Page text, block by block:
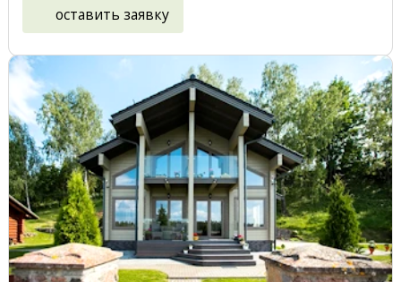
оставить заявку